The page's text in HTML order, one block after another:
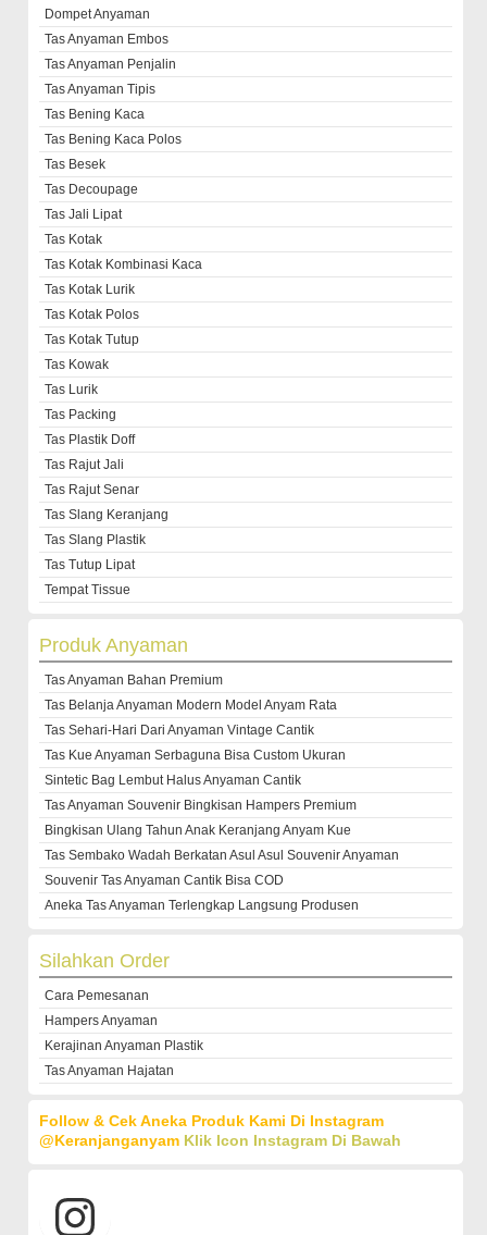
Dompet Anyaman
Tas Anyaman Embos
Tas Anyaman Penjalin
Tas Anyaman Tipis
Tas Bening Kaca
Tas Bening Kaca Polos
Tas Besek
Tas Decoupage
Tas Jali Lipat
Tas Kotak
Tas Kotak Kombinasi Kaca
Tas Kotak Lurik
Tas Kotak Polos
Tas Kotak Tutup
Tas Kowak
Tas Lurik
Tas Packing
Tas Plastik Doff
Tas Rajut Jali
Tas Rajut Senar
Tas Slang Keranjang
Tas Slang Plastik
Tas Tutup Lipat
Tempat Tissue
Produk Anyaman
Tas Anyaman Bahan Premium
Tas Belanja Anyaman Modern Model Anyam Rata
Tas Sehari-Hari Dari Anyaman Vintage Cantik
Tas Kue Anyaman Serbaguna Bisa Custom Ukuran
Sintetic Bag Lembut Halus Anyaman Cantik
Tas Anyaman Souvenir Bingkisan Hampers Premium
Bingkisan Ulang Tahun Anak Keranjang Anyam Kue
Tas Sembako Wadah Berkatan Asul Asul Souvenir Anyaman
Souvenir Tas Anyaman Cantik Bisa COD
Aneka Tas Anyaman Terlengkap Langsung Produsen
Silahkan Order
Cara Pemesanan
Hampers Anyaman
Kerajinan Anyaman Plastik
Tas Anyaman Hajatan
Follow & Cek Aneka Produk Kami Di Instagram
@keranjanganyam Klik Icon Instagram Di Bawah